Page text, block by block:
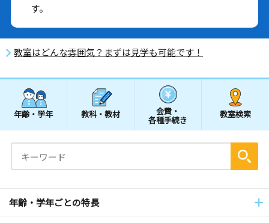
す。
教室はどんな雰囲気？まずは見学も可能です！
年齢・学年 教科・教材 会費・
各種手続き
教室検索
年齢・学年ごとの特長